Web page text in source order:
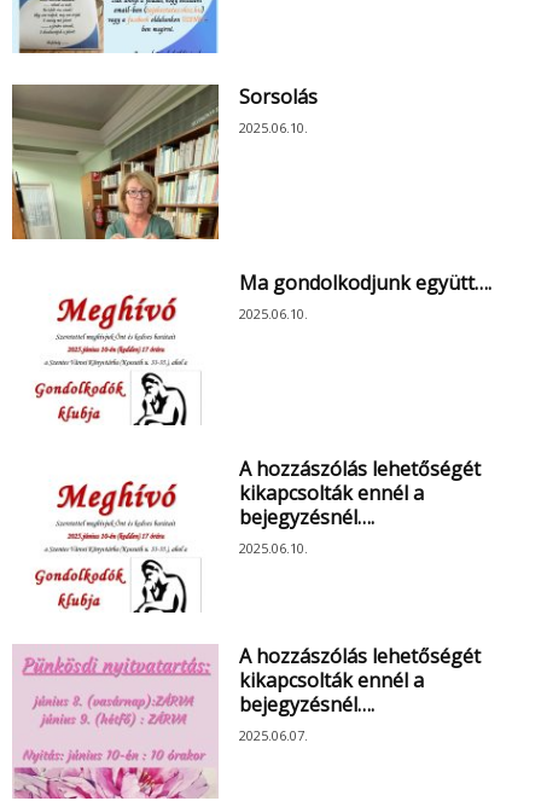
Sorsolás
2025.06.10.
Ma gondolkodjunk együtt….
2025.06.10.
A hozzászólás lehetőségét
kikapcsolták ennél a
bejegyzésnél….
2025.06.10.
A hozzászólás lehetőségét
kikapcsolták ennél a
bejegyzésnél….
2025.06.07.